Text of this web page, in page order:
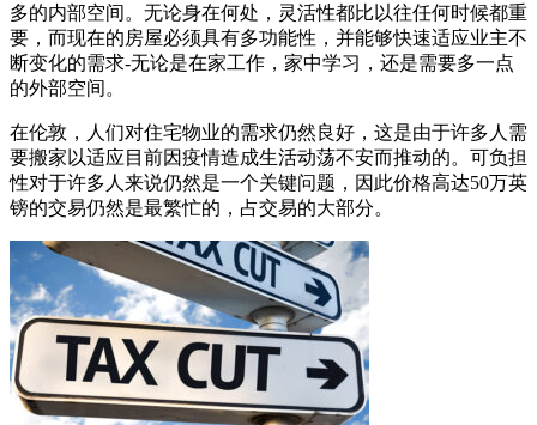
多的内部空间。无论身在何处，灵活性都比以往任何时候都重
要，而现在的房屋必须具有多功能性，并能够快速适应业主不
断变化的需求-无论是在家工作，家中学习，还是需要多一点
的外部空间。
在伦敦，人们对住宅物业的需求仍然良好，这是由于许多人需
要搬家以适应目前因疫情造成生活动荡不安而推动的。可负担
性对于许多人来说仍然是一个关键问题，因此价格高达50万英
镑的交易仍然是最繁忙的，占交易的大部分。